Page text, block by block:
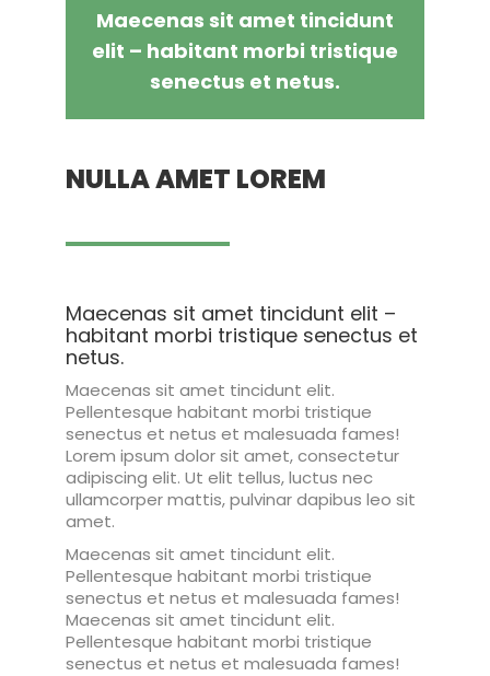
Maecenas sit amet tincidunt
elit – habitant morbi tristique
senectus et netus.
NULLA AMET LOREM
Maecenas sit amet tincidunt elit –
habitant morbi tristique senectus et
netus.
Maecenas sit amet tincidunt elit.
Pellentesque habitant morbi tristique
senectus et netus et malesuada fames!
Lorem ipsum dolor sit amet, consectetur
adipiscing elit. Ut elit tellus, luctus nec
ullamcorper mattis, pulvinar dapibus leo sit
amet.
Maecenas sit amet tincidunt elit.
Pellentesque habitant morbi tristique
senectus et netus et malesuada fames!
Maecenas sit amet tincidunt elit.
Pellentesque habitant morbi tristique
senectus et netus et malesuada fames!